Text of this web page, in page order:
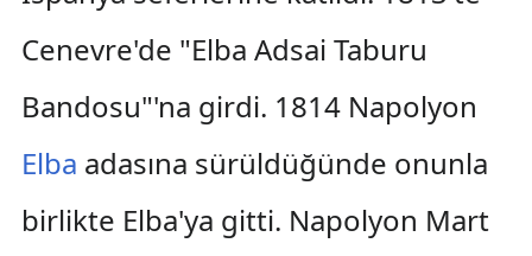
Cenevre'de "Elba Adsai Taburu
Bandosu"'na girdi. 1814 Napolyon
Elba adasına sürüldüğünde onunla
birlikte Elba'ya gitti. Napolyon Mart